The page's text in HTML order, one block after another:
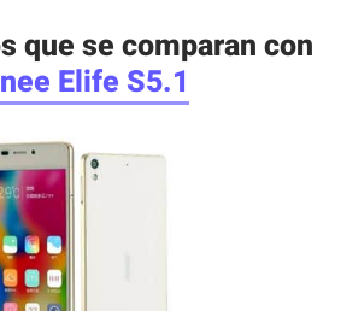
que se comparan con
Elife S5.1